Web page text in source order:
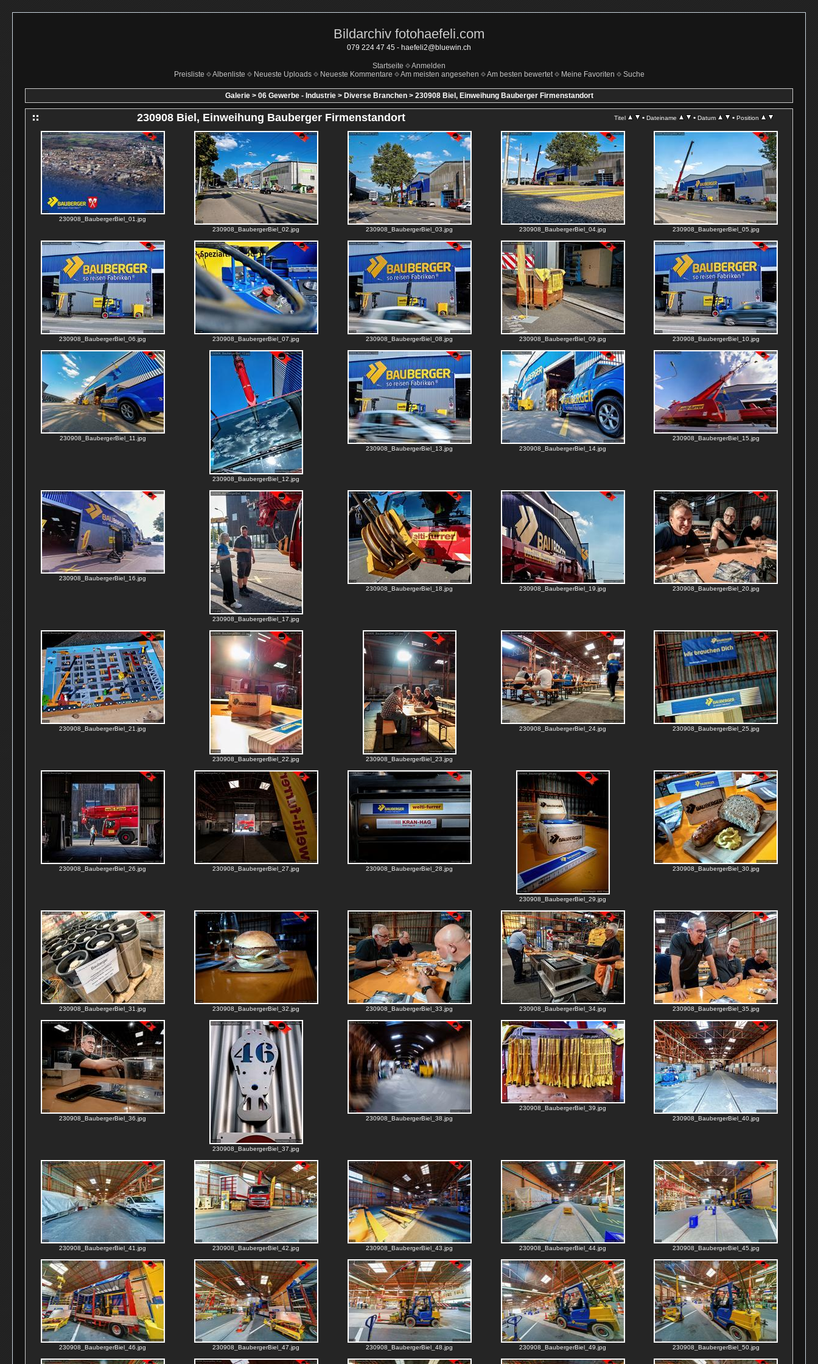
Bildarchiv fotohaefeli.com
079 224 47 45 - haefeli2@bluewin.ch
Startseite
Anmelden
Preisliste
Albenliste Neueste Uploads Neueste Kommentare Am meisten angesehen Am besten bewertet Meine Favoriten Suche
Galerie> 06 Gewerbe - Industrie> Diverse Branchen> 230908 Biel, Einweihung Bauberger Firmenstandort
230908 Biel, Einweihung Bauberger Firmenstandort Titel • Dateiname • Datum • Position
230908_BaubergerBiel_01.jpg
230908_BaubergerBiel_02.jpg
230908_BaubergerBiel_03.jpg 230908_BaubergerBiel_04.jpg 230908_BaubergerBiel_05.jpg
230908_BaubergerBiel_06.jpg 230908_BaubergerBiel_07.jpg 230908_BaubergerBiel_08.jpg 230908_BaubergerBiel_09.jpg 230908_BaubergerBiel_10.jpg
230908_BaubergerBiel_11.jpg
230908_BaubergerBiel_12.jpg
230908_BaubergerBiel_13.jpg 230908_BaubergerBiel_14.jpg
230908_BaubergerBiel_15.jpg
230908_BaubergerBiel_16.jpg
230908_BaubergerBiel_17.jpg
230908_BaubergerBiel_18.jpg 230908_BaubergerBiel_19.jpg 230908_BaubergerBiel_20.jpg
230908_BaubergerBiel_21.jpg
230908_BaubergerBiel_22.jpg 230908_BaubergerBiel_23.jpg
230908_BaubergerBiel_24.jpg 230908_BaubergerBiel_25.jpg
230908_BaubergerBiel_26.jpg 230908_BaubergerBiel_27.jpg 230908_BaubergerBiel_28.jpg
230908_BaubergerBiel_29.jpg
230908_BaubergerBiel_30.jpg
230908_BaubergerBiel_31.jpg 230908_BaubergerBiel_32.jpg 230908_BaubergerBiel_33.jpg 230908_BaubergerBiel_34.jpg 230908_BaubergerBiel_35.jpg
230908_BaubergerBiel_36.jpg
230908_BaubergerBiel_37.jpg
230908_BaubergerBiel_38.jpg
230908_BaubergerBiel_39.jpg
230908_BaubergerBiel_40.jpg
230908_BaubergerBiel_41.jpg 230908_BaubergerBiel_42.jpg 230908_BaubergerBiel_43.jpg 230908_BaubergerBiel_44.jpg 230908_BaubergerBiel_45.jpg
230908_BaubergerBiel_46.jpg 230908_BaubergerBiel_47.jpg 230908_BaubergerBiel_48.jpg 230908_BaubergerBiel_49.jpg 230908_BaubergerBiel_50.jpg